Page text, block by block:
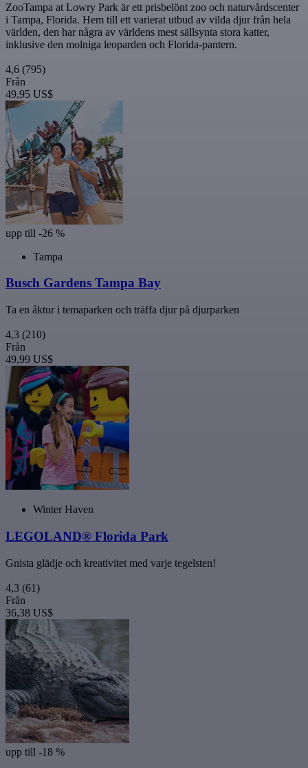
ZooTampa at Lowry Park är ett prisbelönt zoo och naturvårdscenter
i Tampa, Florida. Hem till ett varierat utbud av vilda djur från hela
världen, den har några av världens mest sällsynta stora katter,
inklusive den molniga leoparden och Florida-pantern.
4,6 (795)
Från
49,95 US$
upp till -26 %
Tampa
Busch Gardens Tampa Bay
Ta en åktur i temaparken och träffa djur på djurparken
4,3 (210)
Från
49,99 US$
Winter Haven
LEGOLAND® Florida Park
Gnista glädje och kreativitet med varje tegelsten!
4,3 (61)
Från
36,38 US$
upp till -18 %